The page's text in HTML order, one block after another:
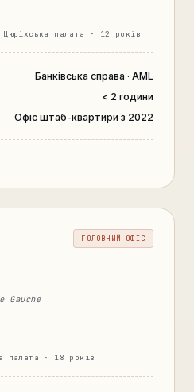
палата · 12 років
Банківська справа · AML
< 2 години
Офіс штаб-квартири з 2022
ГОЛОВНИЙ ОФІС
Gauche
палата · 18 років